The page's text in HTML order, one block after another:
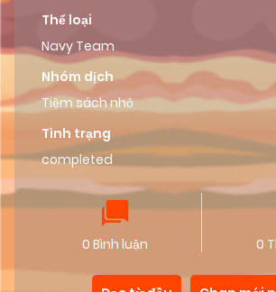
Thể loại
Navy Team
Nhóm dịch
Tiệm sách nhỏ
Tình trạng
completed
0 Bình luận 0